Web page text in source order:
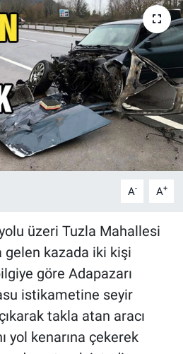
A- A+
üzeri Tuzla Mahallesi
kazada iki kişi
göre Adapazarı
istikametine seyir
takla atan aracı
yol kenarına çekerek